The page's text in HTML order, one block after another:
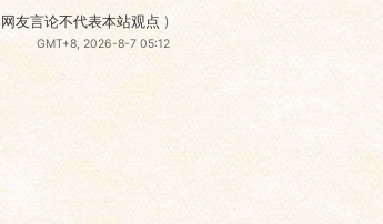
网友言论不代表本站观点 )
GMT+8, 2026-8-7 05:12